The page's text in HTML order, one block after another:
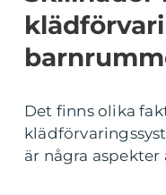
Det finns olika
är några aspekter